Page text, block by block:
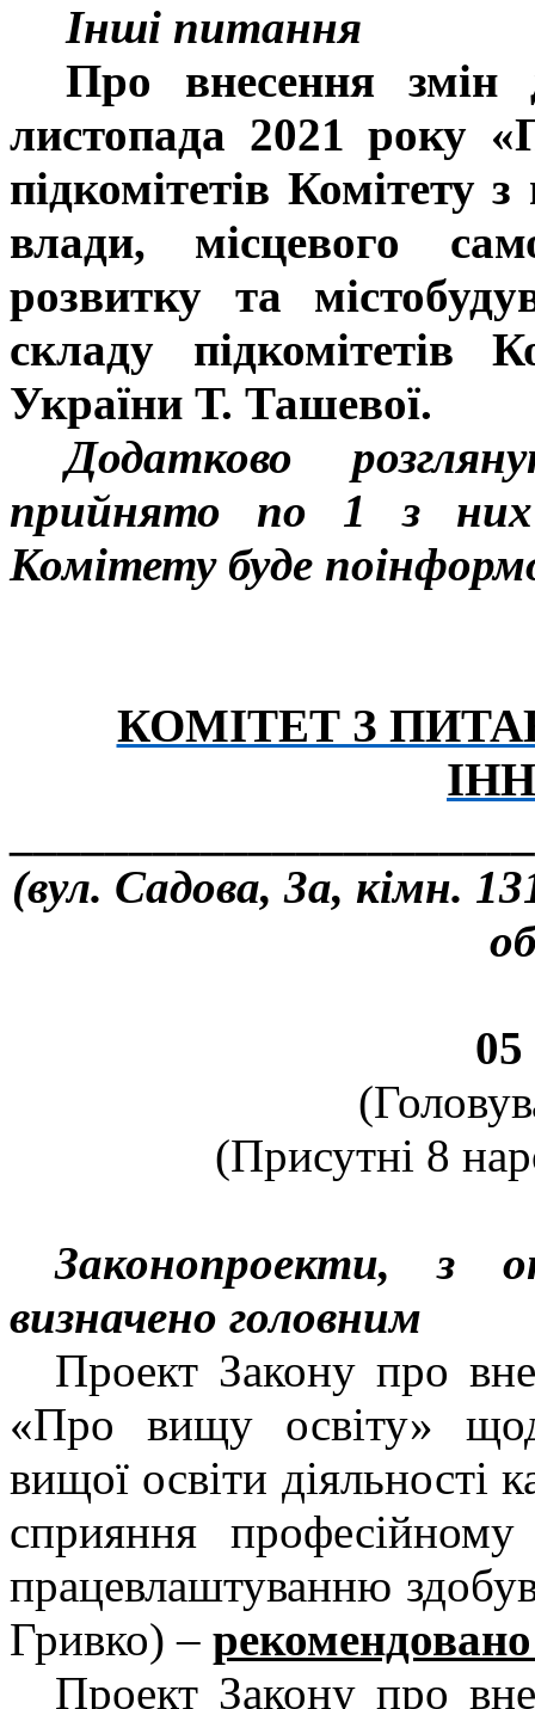
Інші питання
Про внесення змін
листопада 2021 року
підкомітетів Комітету
влади, місцевого
розвитку та
складу підкомітетів
України Т. Ташевої.
Додатково
прийнято по 1 з
Комітету буде
КОМІТЕТ З
(вул. Садова, 3а, кімн.
05
(Присутні 8
Законопроекти, з
визначено головним
Проект Закону про
«Про вищу освіту»
вищої освіти діяльності
сприяння
працевлаштуванню
Гривко) –
Проект Закону про